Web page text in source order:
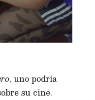
, uno podría
su cine.